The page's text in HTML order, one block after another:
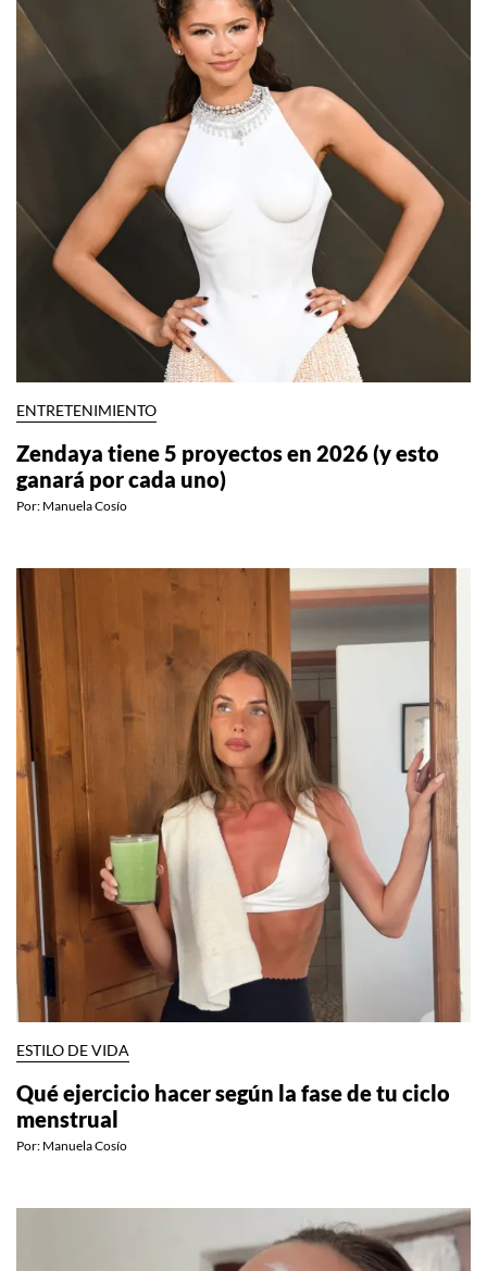
ENTRETENIMIENTO
Zendaya tiene 5 proyectos en 2026 (y esto
ganará por cada uno)
Por: Manuela Cosío
ESTILO DE VIDA
Qué ejercicio hacer según la fase de tu ciclo
menstrual
Por: Manuela Cosío